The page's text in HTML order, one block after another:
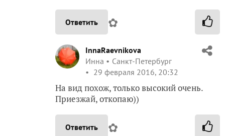
Ответить ✿
InnaRaevnikova
Инна
Санкт-Петербург
29 февраля 2016, 20:32
На вид похож, только высокий очень.
Приезжай, откопаю))
Ответить ✿